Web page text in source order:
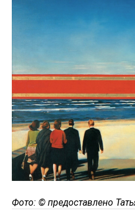
Фото: © предоставлено